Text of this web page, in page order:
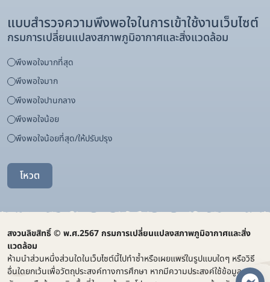
แบบสำรวจความพึงพอใจในการเข้าใช้งานเว็บไซต์
กรมการเปลี่ยนแปลงสภาพภูมิอากาศและสิ่งแวดล้อม
พึงพอใจมากที่สุด
พึงพอใจมาก
พึงพอใจปานกลาง
พึงพอใจน้อย
พึงพอใจน้อยที่สุด/ให้ปรับปรุง
โหวต
สงวนลิขสิทธิ์ © พ.ศ.2567 กรมการเปลี่ยนแปลงสภาพภูมิอากาศและสิ่ง
แวดล้อม
ห้ามนำส่วนหนึ่งส่วนใดในเว็บไซต์นี้ไปทำซ้ำหรือเผยแพร่ในรูปแบบใดๆ หรือวิธี
อื่นใดยกเว้นเพื่อวัตถุประสงค์ทางการศึกษา หากมีความประสงค์ใช้ข้อมูล